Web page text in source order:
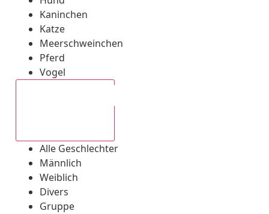
Kaninchen
Katze
Meerschweinchen
Pferd
Vogel
Alle Geschlechter
Männlich
Weiblich
Divers
Gruppe